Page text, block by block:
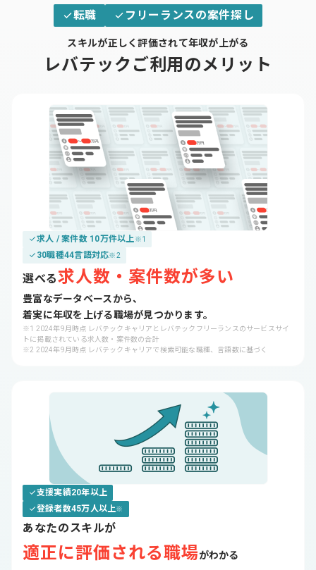
転職 フリーランスの案件探し
スキルが正しく評価されて年収が上がる
レバテックご利用のメリット
求人 / 案件数 10万件以上 ※1
30職種44言語対応※2
選べる求人数・案件数が多い
豊富なデータベースから、
着実に年収を上げる職場が見つかります。
※1 2024年9月時点 レバテックキャリアとレバテックフリーランスのサービスサイ
トに掲載されている求人数・案件数の合計
※2 2024年9月時点 レバテックキャリアで検索可能な職種、言語数に基づく
支援実績20年以上
登録者数45万人以上※
あなたのスキルが
適正に評価される職場がわかる